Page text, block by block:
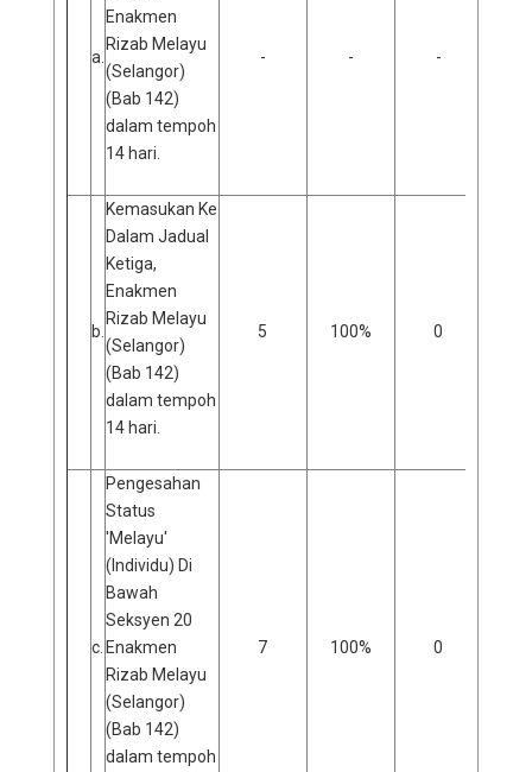
a.
Enakmen
Rizab Melayu
(Selangor)
(Bab 142)
dalam tempoh
14 hari.
- - -
b.
Kemasukan Ke
Dalam Jadual
Ketiga,
Enakmen
Rizab Melayu
(Selangor)
(Bab 142)
dalam tempoh
14 hari.
5 100% 0
c.
Pengesahan
Status
'Melayu'
(Individu) Di
Bawah
Seksyen 20
Enakmen
Rizab Melayu
(Selangor)
(Bab 142)
dalam tempoh
7 100% 0